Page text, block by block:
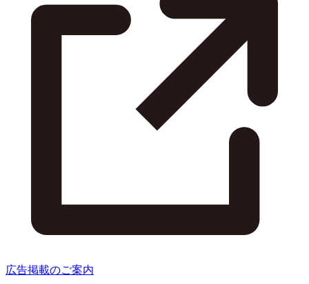
広告掲載のご案内